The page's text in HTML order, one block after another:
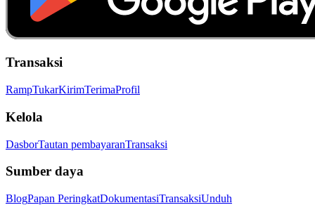
Transaksi
RampTukarKirimTerimaProfil
Kelola
DasborTautan pembayaranTransaksi
Sumber daya
BlogPapan PeringkatDokumentasiTransaksiUnduh